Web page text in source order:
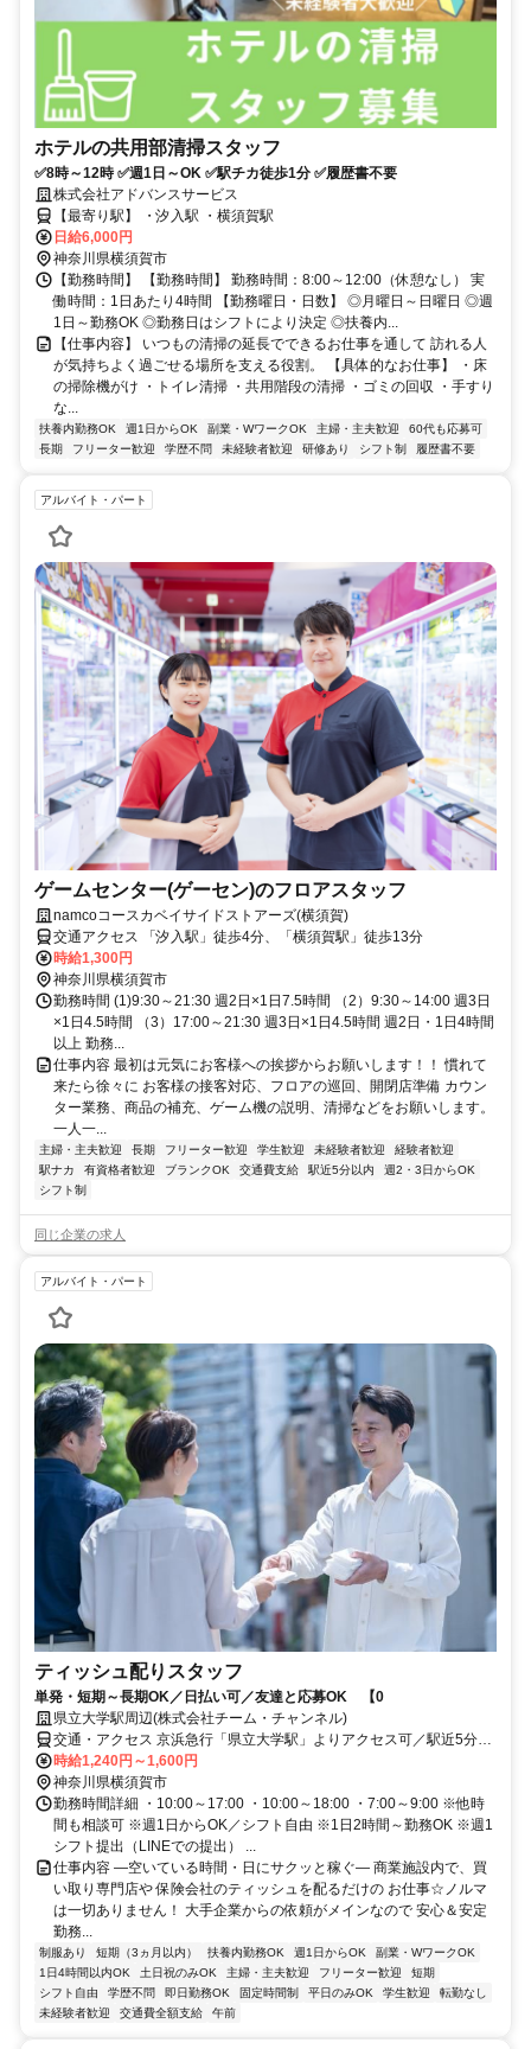
ホテルの共用部清掃スタッフ
✅8時～12時 ✅週1日～OK ✅駅チカ徒歩1分 ✅履歴書不要
株式会社アドバンスサービス
【最寄り駅】 ・汐入駅 ・横須賀駅
日給6,000円
神奈川県横須賀市
【勤務時間】 【勤務時間】 勤務時間：8:00～12:00（休憩なし） 実
働時間：1日あたり4時間 【勤務曜日・日数】 ◎月曜日～日曜日 ◎週
1日～勤務OK ◎勤務日はシフトにより決定 ◎扶養内...
【仕事内容】 いつもの清掃の延長でできるお仕事を通して 訪れる人
が気持ちよく過ごせる場所を支える役割。 【具体的なお仕事】 ・床
の掃除機がけ ・トイレ清掃 ・共用階段の清掃 ・ゴミの回収 ・手すり
な...
扶養内勤務OK 週1日からOK 副業・WワークOK 主婦・主夫歓迎
60代も応募可
長期
フリーター歓迎 学歴不問 未経験者歓迎 研修あり シフト制 履歴書不要
アルバイト・パート
ゲームセンター(ゲーセン)のフロアスタッフ
namcoコースカベイサイドストアーズ(横須賀)
交通アクセス 「汐入駅」徒歩4分、「横須賀駅」徒歩13分
時給1,300円
神奈川県横須賀市
勤務時間 (1)9:30～21:30 週2日×1日7.5時間 （2）9:30～14:00 週3日
×1日4.5時間 （3）17:00～21:30 週3日×1日4.5時間 週2日・1日4時間
以上 勤務...
仕事内容 最初は元気にお客様への挨拶からお願いします！！ 慣れて
来たら徐々に お客様の接客対応、フロアの巡回、開閉店準備 カウン
ター業務、商品の補充、ゲーム機の説明、清掃などをお願いします。
一人一...
主婦・主夫歓迎 長期 フリーター歓迎 学生歓迎 未経験者歓迎
経験者歓迎
駅ナカ
有資格者歓迎 ブランクOK 交通費支給 駅近5分以内
週2・3日からOK
シフト制
同じ企業の求人
アルバイト・パート
ティッシュ配りスタッフ
単発・短期～長期OK／日払い可／友達と応募OK 【0
県立大学駅周辺(株式会社チーム・チャンネル)
交通・アクセス 京浜急行「県立大学駅」よりアクセス可／駅近5分以
内 ※直行直帰OK
時給1,240円～1,600円
神奈川県横須賀市
勤務時間詳細 ・10:00～17:00 ・10:00～18:00 ・7:00～9:00 ※他時
間も相談可 ※週1日からOK／シフト自由 ※1日2時間～勤務OK ※週1
シフト提出（LINEでの提出） ...
仕事内容 ―空いている時間・日にサクッと稼ぐ― 商業施設内で、買
い取り専門店や 保険会社のティッシュを配るだけの お仕事☆ノルマ
は一切ありません！ 大手企業からの依頼がメインなので 安心＆安定
勤務...
制服あり 短期（3ヵ月以内） 扶養内勤務OK 週1日からOK
副業・WワークOK
1日4時間以内OK
土日祝のみOK 主婦・主夫歓迎 フリーター歓迎
短期
シフト自由
学歴不問 即日勤務OK 固定時間制 平日のみOK 学生歓迎
転勤なし
未経験者歓迎
交通費全額支給 午前